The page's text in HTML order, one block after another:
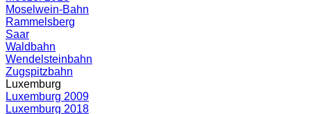
Moselwein-Bahn
Rammelsberg
Saar
Waldbahn
Wendelsteinbahn
Zugspitzbahn
Luxemburg
Luxemburg 2009
Luxemburg 2018